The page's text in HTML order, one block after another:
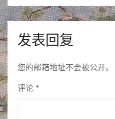
发表回复
您的邮箱地址不会被公开。
评论 *